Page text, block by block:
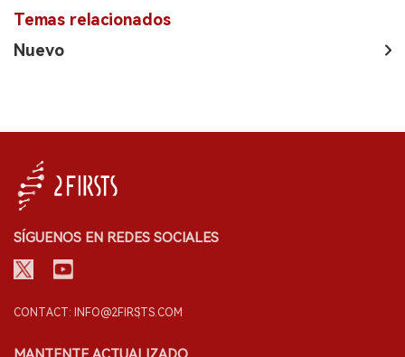
Temas relacionados
Nuevo
SÍGUENOS EN REDES SOCIALES
CONTACT: INFO@2FIRSTS.COM